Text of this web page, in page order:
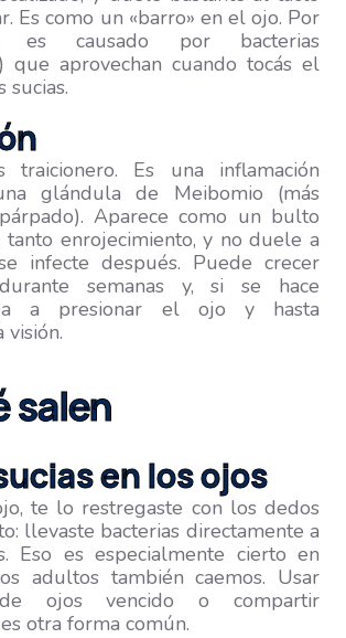
Es como un «barro» en el ojo. Por
es causado por bacterias
que aprovechan cuando tocás el
sucias.
traicionero. Es una inflamación
glándula de Meibomio (más
Aparece como un bulto
tanto enrojecimiento, y no duele a
infecte después. Puede crecer
semanas y, si se hace
a presionar el ojo y hasta
visión.
salen
en los ojos
te lo restregaste con los dedos
llevaste bacterias directamente a
Eso es especialmente cierto en
adultos también caemos. Usar
ojos vencido o compartir
otra forma común.